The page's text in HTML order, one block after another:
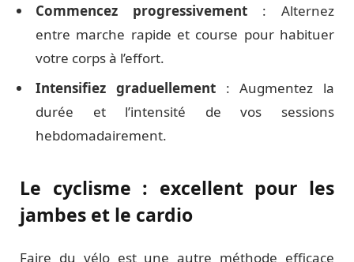
Commencez progressivement : Alternez
entre marche rapide et course pour habituer
votre corps à l’effort.
Intensifiez graduellement: Augmentez la
durée et l’intensité de vos sessions
hebdomadairement.
Le cyclisme : excellent pour les
jambes et le cardio
Faire du vélo est une autre méthode efficace